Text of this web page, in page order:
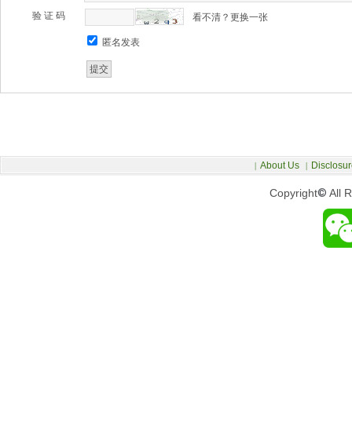
验 证 码 看不清？更换一张
匿名发表
Copyright© All
| About Us |